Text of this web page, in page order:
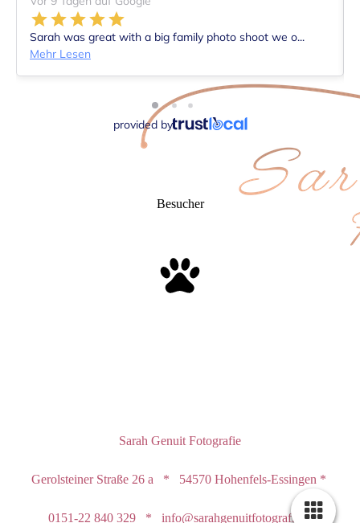
Besucher
Sarah Genuit Fotografie
Gerolsteiner Straße 26 a * 54570 Hohenfels-Essingen *
0151-22 840 329 * info@sarahgenuitfotografie.de